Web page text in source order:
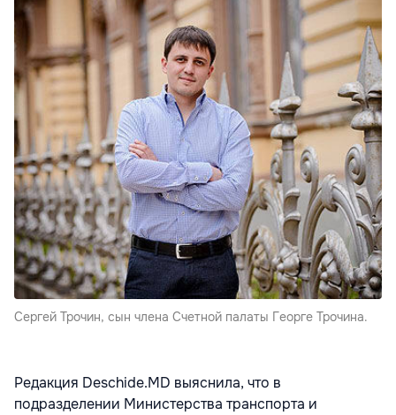
Сергей Трочин, сын члена Счетной палаты Георге Трочина.
Редакция Deschide.MD выяснила, что в
подразделении Министерства транспорта и